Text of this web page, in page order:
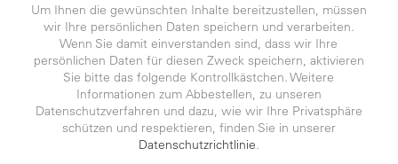
Um Ihnen die gewünschten Inhalte bereitzustellen, müssen
wir Ihre persönlichen Daten speichern und verarbeiten.
Wenn Sie damit einverstanden sind, dass wir Ihre
persönlichen Daten für diesen Zweck speichern, aktivieren
Sie bitte das folgende Kontrollkästchen. Weitere
Informationen zum Abbestellen, zu unseren
Datenschutzverfahren und dazu, wie wir Ihre Privatsphäre
schützen und respektieren, finden Sie in unserer
Datenschutzrichtlinie.